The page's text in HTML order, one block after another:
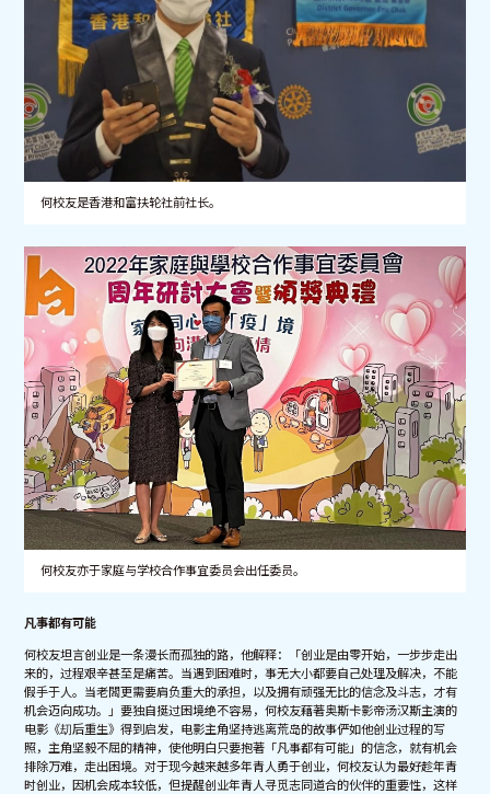
何校友是香港和富扶轮社前社长。
何校友亦于家庭与学校合作事宜委员会出任委员。
凡事都有可能
何校友坦言创业是一条漫长而孤独的路，他解释：「创业是由零开始，一步步走出
来的，过程艰辛甚至是痛苦。当遇到困难时，事无大小都要自己处理及解决，不能
假手于人。当老闆更需要肩负重大的承担，以及拥有顽强无比的信念及斗志，才有
机会迈向成功。」要独自挺过困境绝不容易，何校友藉著奥斯卡影帝汤汉斯主演的
电影《刧后重生》得到启发，电影主角坚持逃离荒岛的故事俨如他创业过程的写
照，主角坚毅不屈的精神，使他明白只要抱著「凡事都有可能」的信念，就有机会
排除万难，走出困境。对于现今越来越多年青人勇于创业，何校友认为最好趁年青
时创业，因机会成本较低，但提醒创业年青人寻觅志同道合的伙伴的重要性，这样